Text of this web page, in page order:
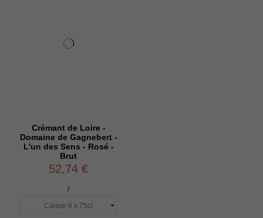
Crémant de Loire -
Domaine de Gagnebert -
L'un des Sens - Rosé -
Brut
52,74 €
/